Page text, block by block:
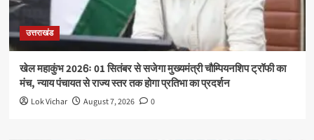
उत्तराखंड
खेल महाकुंभ 2026ः 01 सितंबर से सजेगा मुख्यमंत्री चौम्पियनशिप ट्रॉफी का
मंच, न्याय पंचायत से राज्य स्तर तक होगा प्रतिभा का प्रदर्शन
Lok Vichar August 7, 2026 0